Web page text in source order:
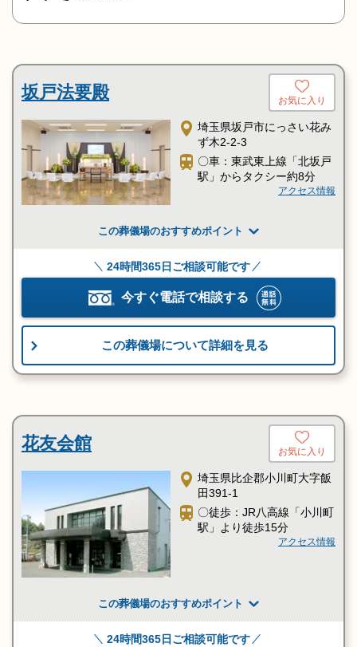
坂戸法要殿 お気に入り
埼玉県坂戸市にっさい花み
ず木2-2-3
〇車：東武東上線「北坂戸
駅」からタクシー約8分
アクセス情報
この葬儀場のおすすめポイント
24時間365日ご相談可能です
今すぐ電話で相談する
この葬儀場について詳細を見る
花友会館 お気に入り
埼玉県比企郡小川町大字飯
田391-1
〇徒歩：JR八高線「小川町
駅」より徒歩15分
アクセス情報
この葬儀場のおすすめポイント
24時間365日ご相談可能です